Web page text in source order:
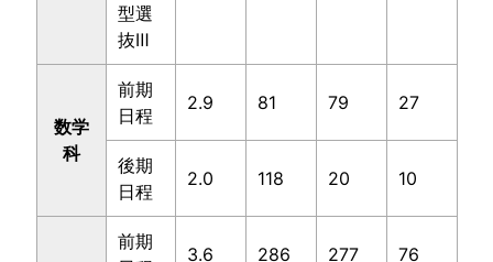
型選
抜Ⅲ
数学
科
前期
日程
2.9 81 79 27
後期
日程
2.0 118 20 10
前期
3.6 286 277 76
基本
教科別
勉強法
参考書
大学別